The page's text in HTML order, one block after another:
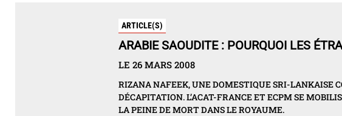
ARTICLE(S)
ARABIE SAOUDITE : POURQUOI LES
LE 26 MARS 2008
RIZANA NAFEEK, UNE DOMESTIQUE SRI-LANKAISE
DÉCAPITATION. L’ACAT-FRANCE ET ECPM SE
LA PEINE DE MORT DANS LE ROYAUME.